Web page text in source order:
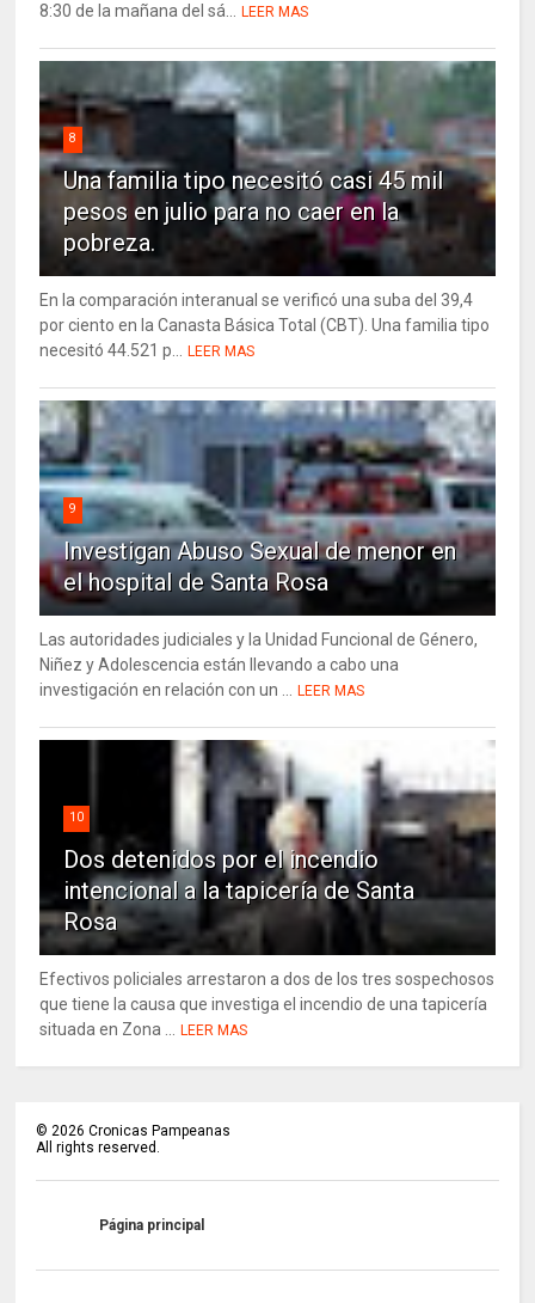
8:30 de la mañana del sá...
LEER MAS
8
Una familia tipo necesitó casi 45 mil
pesos en julio para no caer en la
pobreza.
En la comparación interanual se verificó una suba del 39,4
por ciento en la Canasta Básica Total (CBT). Una familia tipo
necesitó 44.521 p...
LEER MAS
9
Investigan Abuso Sexual de menor en
el hospital de Santa Rosa
Las autoridades judiciales y la Unidad Funcional de Género,
Niñez y Adolescencia están llevando a cabo una
investigación en relación con un ...
LEER MAS
10
Dos detenidos por el incendio
intencional a la tapicería de Santa
Rosa
Efectivos policiales arrestaron a dos de los tres sospechosos
que tiene la causa que investiga el incendio de una tapicería
situada en Zona ...
LEER MAS
©2026 Cronicas Pampeanas
All rights reserved.
Página principal